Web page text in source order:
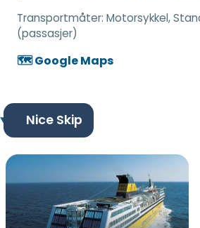
Transportmåter: Motorsykkel,
(passasjer)
🗺️ Google Maps
Nice Skip